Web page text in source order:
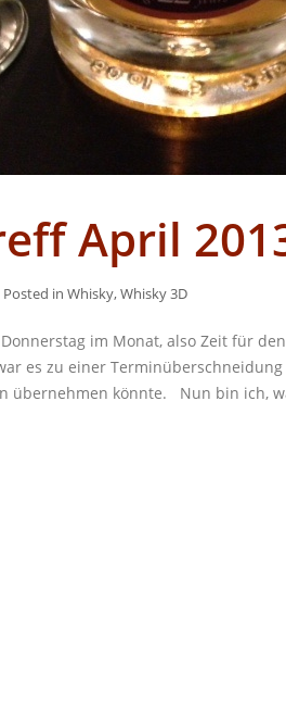
April
Posted in Whisky,Whisky 3D
im Monat, also Zeit für
es zu einer
übernehmen könnte. Nun bin ich,